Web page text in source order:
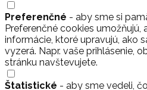
Preferenčné - aby sme si
Preferenčné cookies umožňujú,
informácie, ktoré upravujú, ako
vyzerá. Napr. vaše prihlásenie,
stránku navštevujete.
Štatistické - aby sme vedeli,